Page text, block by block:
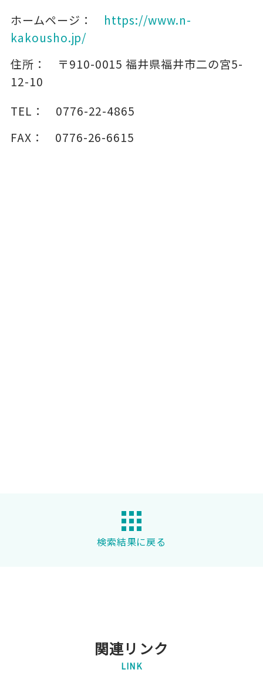
ホームページ：
https://www.n-
kakousho.jp/
住所：
〒910-0015 福井県福井市二の宮5-
12-10
TEL：
0776-22-4865
FAX：
0776-26-6615
検索結果に戻る
関連リンク
LINK